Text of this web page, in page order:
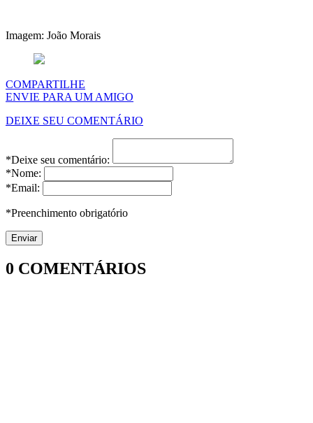
Imagem: João Morais
COMPARTILHE
ENVIE PARA UM AMIGO
DEIXE SEU COMENTÁRIO
*Deixe seu comentário:
*Nome:
*Email:
*Preenchimento obrigatório
0 COMENTÁRIOS